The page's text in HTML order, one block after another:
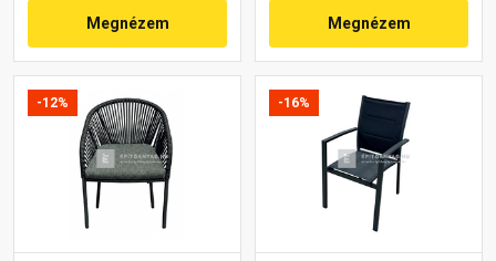
Megnézem Megnézem
-12% -16%